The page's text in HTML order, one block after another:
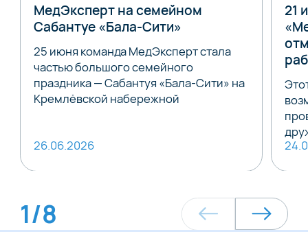
МедЭксперт на семейном
Сабантуе «Бала-Сити»
25 июня команда МедЭксперт стала
частью большого семейного
праздника — Сабантуя «Бала-Сити» на
Кремлёвской набережной
26.06.2026
21
1/8